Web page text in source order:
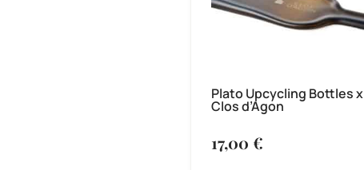
Plato Upcycling Bottles x
Clos d’Agon
17,00€